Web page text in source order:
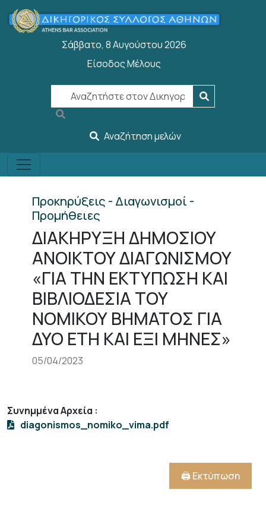
Παράκαμψη προς το κυρίως περιεχόμενο
Σάββατο, 8 Αυγούστου 2026
User account menu
Είσοδος Μέλους
Αναζήτηση μελών
Προκηρύξεις - Διαγωνισμοί -
Προμήθειες
ΔΙΑΚΗΡΥΞΗ ΔΗΜΟΣΙΟΥ
ΑΝΟΙΚΤΟΥ ΔΙΑΓΩΝΙΣΜΟΥ
«ΓΙΑ ΤΗΝ ΕΚΤΥΠΩΣΗ ΚΑΙ
ΒΙΒΛΙΟΔΕΣΙΑ ΤΟΥ
ΝΟΜΙΚΟΥ ΒΗΜΑΤΟΣ ΓΙΑ
ΔΥΟ ΕΤΗ ΚΑΙ ΕΞΙ ΜΗΝΕΣ»
05/04/2023
Συνημμένα Αρχεία :
diagonismos_nomiko_vima.pdf
🖨️ Εκτύπωση